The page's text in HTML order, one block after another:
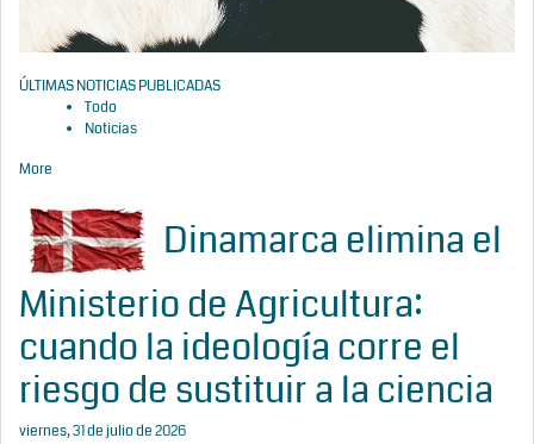
ÚLTIMAS NOTICIAS PUBLICADAS
Todo
Noticias
More
Dinamarca elimina el
Ministerio de Agricultura:
cuando la ideología corre el
riesgo de sustituir a la ciencia
viernes, 31 de julio de 2026